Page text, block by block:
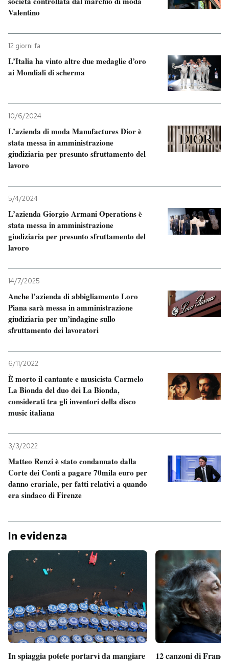
Valentino
12 giorni fa
L’Italia ha vinto altre due medaglie d’oro
ai Mondiali di scherma
10/6/2024
L’azienda di moda Manufactures Dior è
stata messa in amministrazione
giudiziaria per presunto sfruttamento del
lavoro
5/4/2024
L’azienda Giorgio Armani Operations è
stata messa in amministrazione
giudiziaria per presunto sfruttamento del
lavoro
14/7/2025
Anche l’azienda di abbigliamento Loro
Piana sarà messa in amministrazione
giudiziaria per un’indagine sullo
sfruttamento dei lavoratori
6/11/2022
È morto il cantante e musicista Carmelo
La Bionda del duo dei La Bionda,
considerati tra gli inventori della disco
music italiana
3/3/2022
Matteo Renzi è stato condannato dalla
Corte dei Conti a pagare 70mila euro per
danno erariale, per fatti relativi a quando
era sindaco di Firenze
In evidenza
In spiaggia potete portarvi da mangiare
12 canzoni di